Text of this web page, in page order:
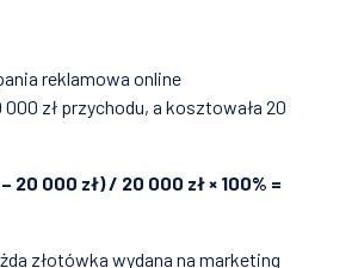
reklamowa online
000 zł przychodu, a kosztowała 20
20 000 zł) / 20 000 zł × 100% =
złotówka wydana na marketing